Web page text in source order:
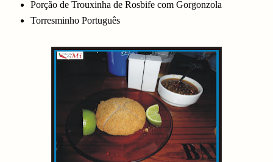
Porção de Trouxinha de Rosbife com Gorgonzola
Torresminho Português